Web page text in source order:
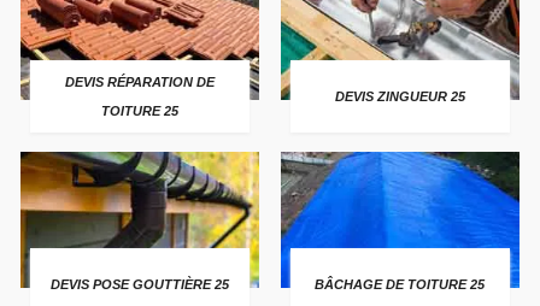
DEVIS RÉPARATION DE
TOITURE 25
DEVIS ZINGUEUR 25
DEVIS POSE GOUTTIÈRE 25 BÂCHAGE DE TOITURE 25